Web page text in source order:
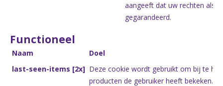
aangeeft dat uw rechten als
gegarandeerd.
Functioneel
Naam
Doel
last-seen-items [2x] Deze cookie wordt gebruikt om bij te
producten de gebruiker heeft bekeken.